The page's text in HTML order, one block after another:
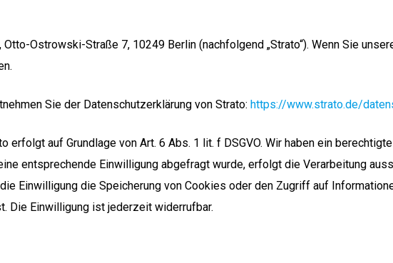
Ostrowski-Straße 7, 10249 Berlin (nachfolgend „Strato“). Wenn Sie
Sie der Datenschutzerklärung von Strato: https://www.strato.de/
erfolgt auf Grundlage von Art. 6 Abs. 1 lit. f DSGVO. Wir haben ein
entsprechende Einwilligung abgefragt wurde, erfolgt die Verarbeitung
Einwilligung die Speicherung von Cookies oder den Zugriff auf
Die Einwilligung ist jederzeit widerrufbar.